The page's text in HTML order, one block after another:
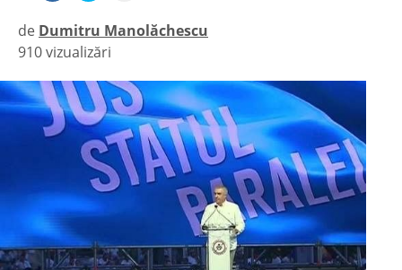
de Dumitru Manolăchescu
|
910 vizualizări